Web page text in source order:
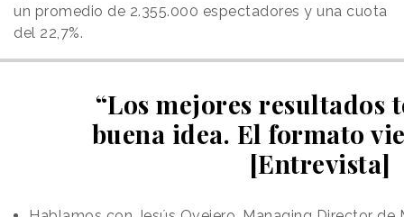
un promedio de 2.355.000 espectadores y una cuota
del 22,7%.
“Los mejores resultados
buena idea. El formato
[Entrevista]